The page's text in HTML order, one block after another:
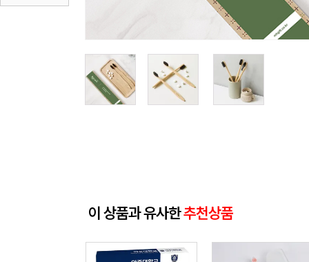
이 상품과 유사한추천상품